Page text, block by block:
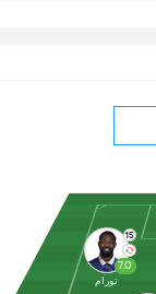
15
7.0
تورام